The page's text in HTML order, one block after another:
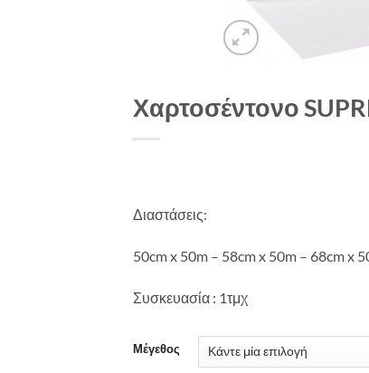
Χαρτοσέντονο
Διαστάσεις:
50cm x 50m – 58cm x 50m – 68cm x
Συσκευασία : 1τμχ
Μέγεθος